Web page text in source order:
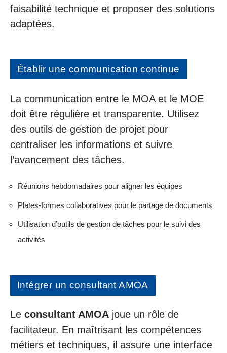
faisabilité technique et proposer des solutions
adaptées.
Établir une communication continue
La communication entre le MOA et le MOE
doit être régulière et transparente. Utilisez
des outils de gestion de projet pour
centraliser les informations et suivre
l’avancement des tâches.
Réunions hebdomadaires pour aligner les équipes
Plates-formes collaboratives pour le partage de documents
Utilisation d’outils de gestion de tâches pour le suivi des
activités
Intégrer un consultant AMOA
Le consultant AMOA joue un rôle de
facilitateur. En maîtrisant les compétences
métiers et techniques, il assure une interface